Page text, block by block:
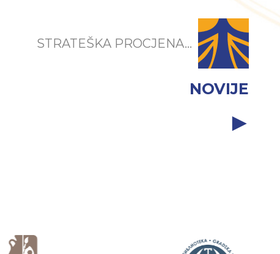
STRATEŠKA PROCJENA...
NOVIJE